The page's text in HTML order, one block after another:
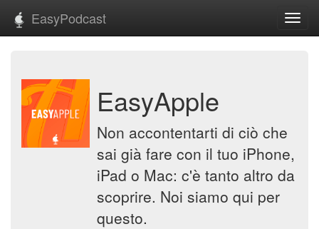
EasyPodcast
EasyApple
Non accontentarti di ciò che
sai già fare con il tuo iPhone,
iPad o Mac: c'è tanto altro da
scoprire. Noi siamo qui per
questo.